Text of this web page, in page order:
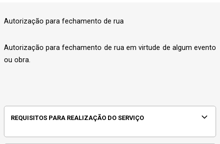
Autorização para fechamento de rua
Autorização para fechamento de rua em virtude de algum evento
ou obra.
REQUISITOS PARA REALIZAÇÃO DO SERVIÇO